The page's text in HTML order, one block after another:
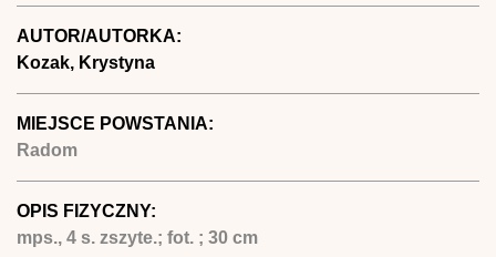
AUTOR/AUTORKA:
Kozak, Krystyna
MIEJSCE POWSTANIA:
Radom
OPIS FIZYCZNY:
mps., 4 s. zszyte.; fot. ; 30 cm